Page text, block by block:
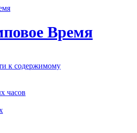
Время
к содержимому
часов